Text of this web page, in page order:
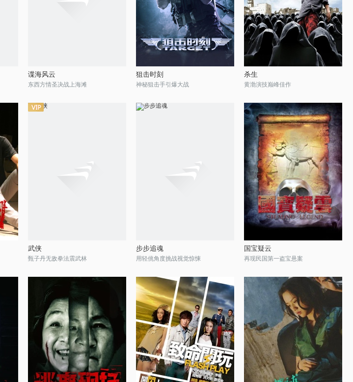
谍海风云
东西方情圣决战上海滩
狙击时刻
神秘狙击手引爆大战
杀生
黄渤演技巅峰佳作
武侠
甄子丹无敌拳法震武林
步步追魂
用轻佻角度挑战视觉惊悚
国宝疑云
再现民国第一盗宝悬案